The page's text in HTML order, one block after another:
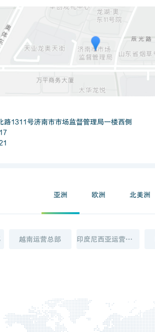
路1311号济南市市场监督管理局一楼西侧
亚洲 欧洲 北美洲
越南运营总部 印度尼西亚运营总部